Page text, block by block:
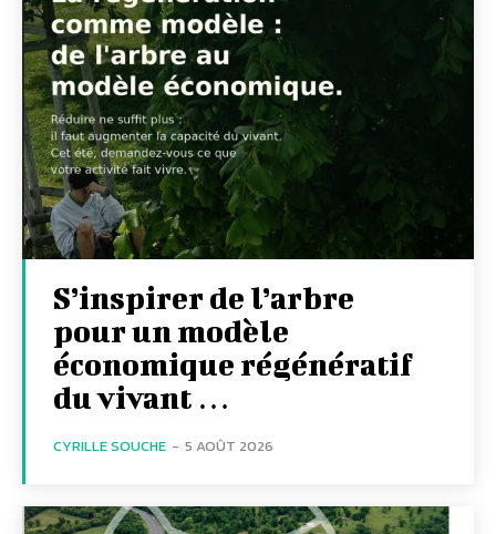
S’inspirer de l’arbre
pour un modèle
économique régénératif
du vivant …
CYRILLE SOUCHE - 5 AOÛT 2026